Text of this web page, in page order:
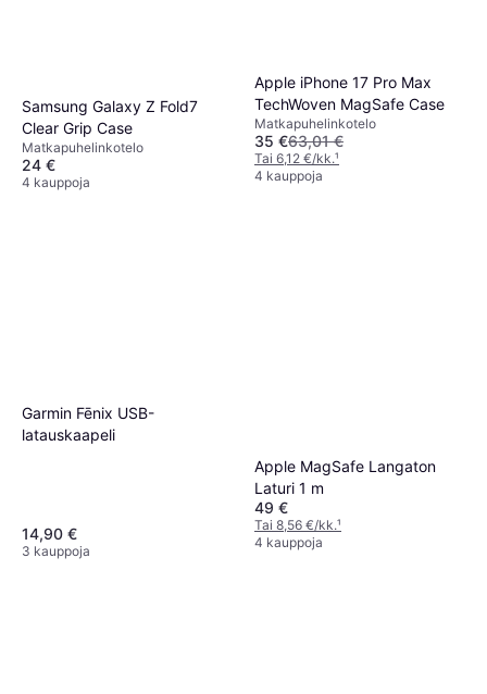
Samsung Galaxy Z Fold7
Clear Grip Case
Matkapuhelinkotelo
24 €
4 kauppoja
Apple iPhone 17 Pro Max
TechWoven MagSafe Case
Matkapuhelinkotelo
35 €63,01 €
Tai 6,12 €/kk.¹
4 kauppoja
Garmin Fēnix USB-
latauskaapeli
14,90 €
3 kauppoja
Apple MagSafe Langaton
Laturi 1 m
49 €
Tai 8,56 €/kk.¹
4 kauppoja